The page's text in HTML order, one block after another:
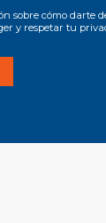
sobre cómo darte
y respetar tu